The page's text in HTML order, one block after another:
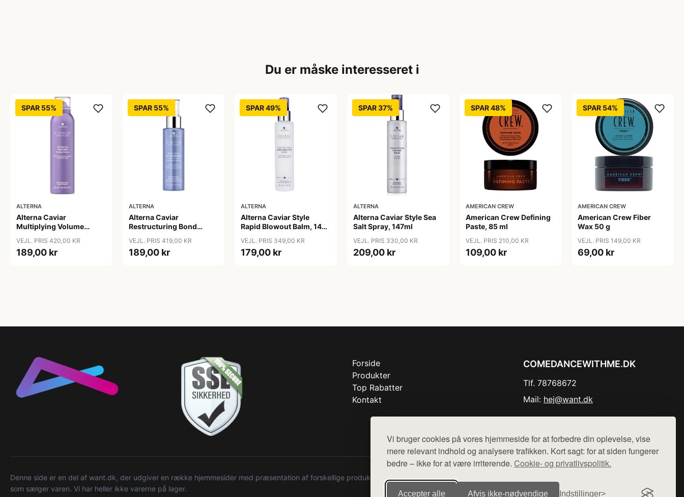
Vi bruger cookies på vores hjemmeside for at forbedre din oplevelse, vise
mere relevant indhold og analysere trafikken. Kort sagt: for at siden fungerer
bedre – ikke for at være irriterende. Cookie- og privatlivspolitik.
Accepter alle Afvis ikke‑nødvendige Indstillinger
Du er måske interesseret i
SPAR 55%
ALTERNA
Alterna Caviar
Multiplying Volume
VEJL. PRIS 420,00 KR
189,00 kr
SPAR 55%
ALTERNA
Alterna Caviar
Restructuring Bond
Protection Spray, 125 ml
VEJL. PRIS 419,00 KR
189,00 kr
SPAR 49%
ALTERNA
Alterna Caviar Style
Rapid Blowout Balm, 147
VEJL. PRIS 349,00 KR
179,00 kr
SPAR 37%
ALTERNA
Alterna Caviar Style Sea
Salt Spray, 147ml
VEJL. PRIS 330,00 KR
209,00 kr
SPAR 48%
AMERICAN CREW
American Crew Defining
Paste, 85 ml
VEJL. PRIS 210,00 KR
109,00 kr
SPAR 54%
AMERICAN CREW
American Crew Fiber
Wax 50 g
VEJL. PRIS 149,00 KR
69,00 kr
Forside
Produkter
Top Rabatter
Kontakt
COMEDANCEWITHME.DK
Tlf. 78768672
Mail: hej@want.dk
Denne side er en del af want.dk, der udgiver en række hjemmesider med præsentation af forskellige produkter fra diverse webshops. Der sælges ikke varer fra denne side - vi henviser til de shops,
som sælger varen. Vi har heller ikke varerne på lager.